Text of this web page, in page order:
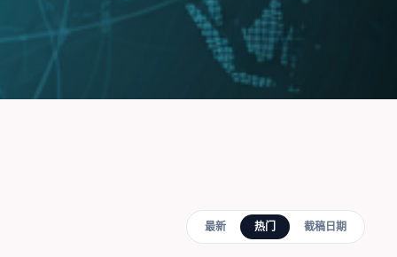
最新 热门 截稿日期